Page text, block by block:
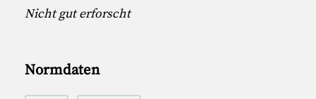
Nicht gut erforscht
Normdaten